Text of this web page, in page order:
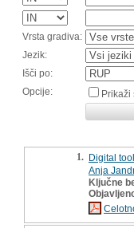
Vrsta gradiva:
Jezik:
Išči po:
Opcije:
Prikaži
1. Digital
Anja
Ključne